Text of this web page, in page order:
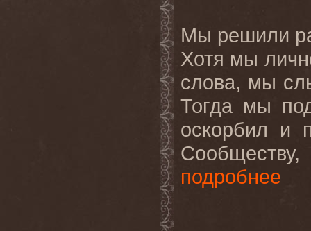
Мы решили
Хотя мы
слова, мы
Тогда мы
оскорбил и
Сообществу
подробнее